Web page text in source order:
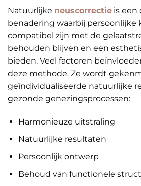
Natuurlijke neuscorrectie is een
benadering waarbij persoonlijke
compatibel zijn met de
behouden blijven en een
bieden. Veel factoren
deze methode. Ze wordt
geïndividualiseerde natuurlijke
gezonde genezingsprocessen:
Harmonieuze uitstraling
Natuurlijke resultaten
Persoonlijk ontwerp
Behoud van functionele